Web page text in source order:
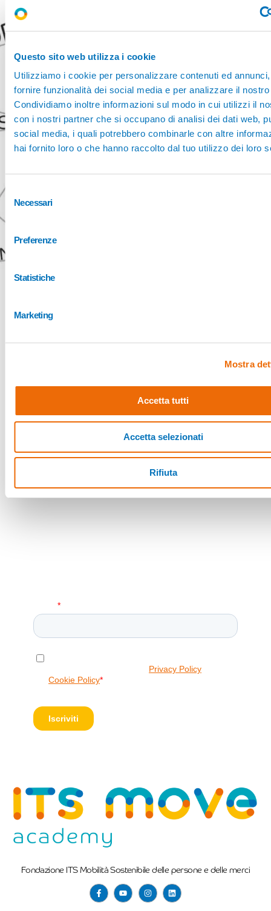
Questo sito web utilizza i cookie
Utilizziamo i cookie per personalizzare contenuti ed
fornire funzionalità dei social media e per analizzare il
Condividiamo inoltre informazioni sul modo in cui utilizzi il
con i nostri partner che si occupano di analisi dei dati web,
social media, i quali potrebbero combinarle con altre
hai fornito loro o che hanno raccolto dal tuo utilizzo dei loro
Selezione
del
consenso
Necessari
Preferenze
Statistiche
Marketing
Mostra
Accetta tutti
Accetta selezionati
Rifiuta
Iscriviti alla Nostra Newsletter!
Fondazione ITS Mobilità Sostenibile delle persone e delle merci